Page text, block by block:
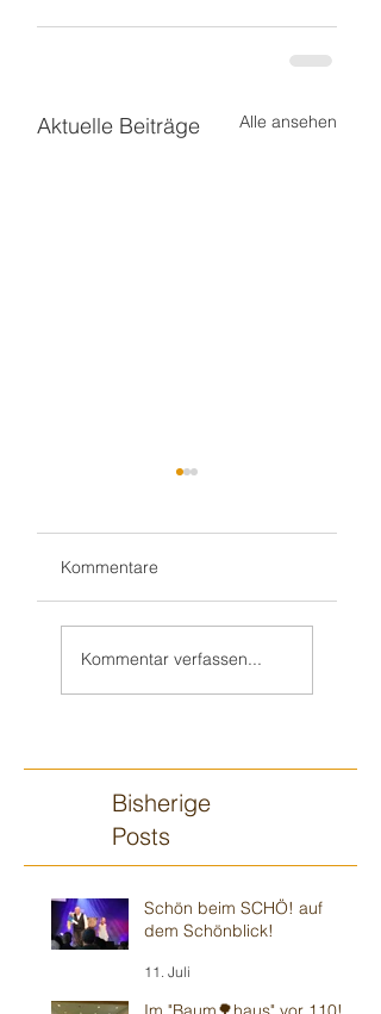
Aktuelle Beiträge Alle ansehen
HENRIK im
„Weinheimer
Wohnzimmer“ -
Kommentare
Kommentar verfassen...
Bisherige
Posts
Schön beim SCHÖ! auf
dem Schönblick!
11. Juli